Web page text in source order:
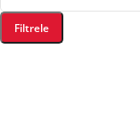
Filtrele